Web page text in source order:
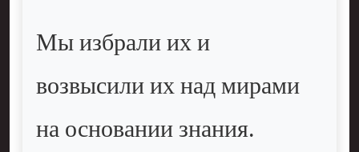
Мы избрали их и
возвысили их над мирами
на основании знания.